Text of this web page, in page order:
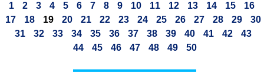
1 2 3 4 5 6 7 8 9 10 11 12 13 14 15
16
17
18 19 20 21 22 23 24 25 26 27 28 29
30
31
32 33 34 35 36 37 38 39 40 41 42
43
44
45 46 47 48 49 50